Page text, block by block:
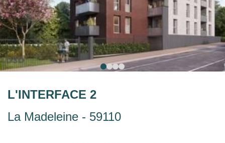
L'INTERFACE 2
La Madeleine - 59110